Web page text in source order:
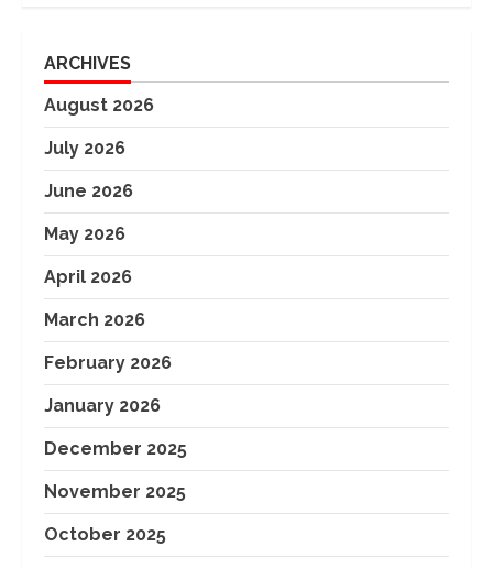
ARCHIVES
August 2026
July 2026
June 2026
May 2026
April 2026
March 2026
February 2026
January 2026
December 2025
November 2025
October 2025